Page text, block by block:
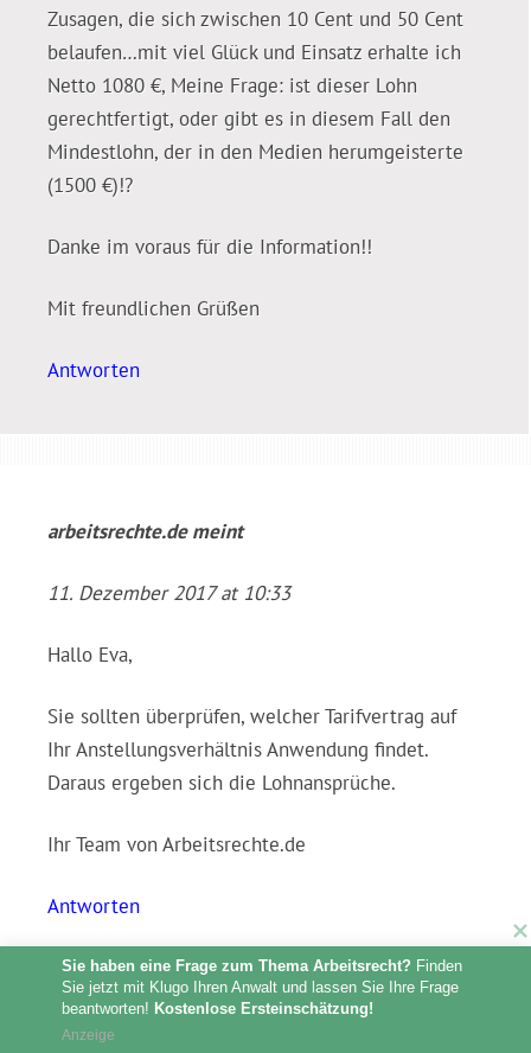
Zusagen, die sich zwischen 10 Cent und 50 Cent
belaufen…mit viel Glück und Einsatz erhalte ich
Netto 1080 €, Meine Frage: ist dieser Lohn
gerechtfertigt, oder gibt es in diesem Fall den
Mindestlohn, der in den Medien herumgeisterte
(1500 €)!?
Danke im voraus für die Information!!
Mit freundlichen Grüßen
Antworten
arbeitsrechte.demeint
11. Dezember 2017 at 10:33
Hallo Eva,
Sie sollten überprüfen, welcher Tarifvertrag auf
Ihr Anstellungsverhältnis Anwendung findet.
Daraus ergeben sich die Lohnansprüche.
Ihr Team von Arbeitsrechte.de
Antworten
Sie haben eine Frage zum Thema Arbeitsrecht? Finden
Sie jetzt mit Klugo Ihren Anwalt und lassen Sie Ihre Frage
beantworten! Kostenlose Ersteinschätzung!
Anzeige